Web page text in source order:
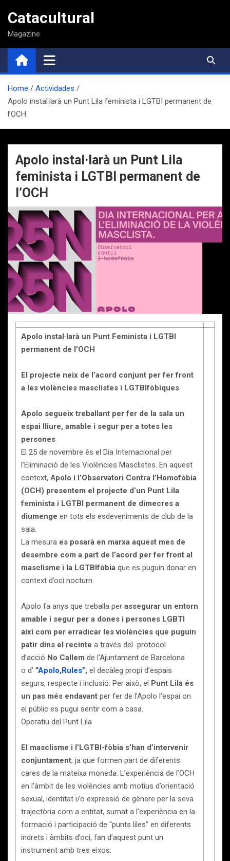
contenido
Catacultural
Magazine
Home
Actividades
Apolo instal·larà un Punt Lila feminista i LGTBI permanent de
l’OCH
Apolo instal·larà un Punt Lila
feminista i LGTBI permanent de
l’OCH
Apolo instal·larà un Punt Feminista i LGTBI
permanent de l’OCH
El projecte neix de l’acord conjunt per fer front
a les violències masclistes i LGTBIfòbiques
Apolo segueix treballant per fer de la sala un
espai lliure, amable i segur per a totes les
persones
El 25 de novembre és el Dia Internacional per
l’Eliminació de les Violències Masclistes. En aquest
context, Apolo i l’Observatori Contra l’Homofòbia
(OCH) presentem el projecte d’un Punt Lila
feminista i LGTBI permanent de dimecres a
diumenge en tots els esdeveniments de club de la
sala.
La mesura es posarà en marxa aquest mes de
desembre com a part de l’acord per fer front al
masclisme i la LGTBIfòbia que es puguin donar en
context d’oci nocturn.
Apolo fa anys que treballa per assegurar un entorn
amable i segur per a dones i persones LGBTI
així com per erradicar les violències que puguin
patir dins el recinte a través del protocol
d’acció No Callem de l’Ajuntament de Barcelona
o d’ “Apolo,Rules”, el decàleg propi d’espais
segurs, respecte i inclusió. Per això, el Punt Lila és
un pas més endavant per fer de l’Apolo l’espai on
el públic es pugui sentir com a casa.
Operatiu del Punt Lila
El masclisme i l’LGTBI-fòbia s’han d’intervenir
conjuntament, ja que formen part de diferents
cares de la mateixa moneda. L’experiència de l’OCH
en l’àmbit de les violències amb motius d’orientació
sexual, identitat i/o expressió de gènere per la seva
trajectòria com a entitat, sumat a l’experiència en la
formació i participació de “punts liles” en diferents
indrets i àmbits d’oci, fan d’aquest punt un
instrument amb tres eixos: